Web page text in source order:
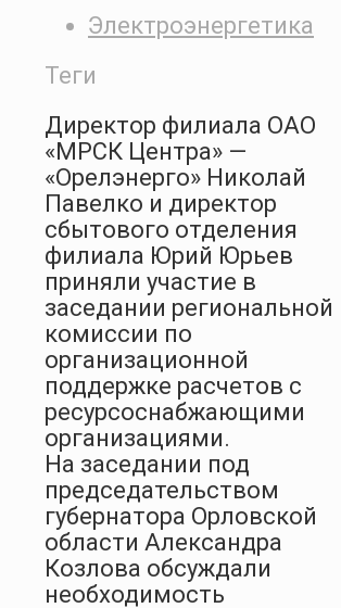
Электроэнергетика
Теги
Директор филиала ОАО
«МРСК Центра» —
«Орелэнерго» Николай
Павелко и директор
сбытового отделения
филиала Юрий Юрьев
приняли участие в
заседании региональной
комиссии по
организационной
поддержке расчетов с
ресурсоснабжающими
организациями.
На заседании под
председательством
губернатора Орловской
области Александра
Козлова обсуждали
необходимость